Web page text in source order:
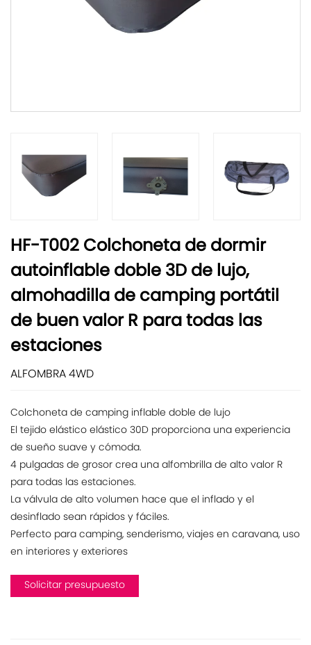
HF-T002 Colchoneta de dormir
autoinflable doble 3D de lujo,
almohadilla de camping portátil
de buen valor R para todas las
estaciones
ALFOMBRA 4WD
Colchoneta de camping inflable doble de lujo
El tejido elástico elástico 30D proporciona una experiencia
de sueño suave y cómoda.
4 pulgadas de grosor crea una alfombrilla de alto valor R
para todas las estaciones.
La válvula de alto volumen hace que el inflado y el
desinflado sean rápidos y fáciles.
Perfecto para camping, senderismo, viajes en caravana, uso
en interiores y exteriores
Solicitar presupuesto